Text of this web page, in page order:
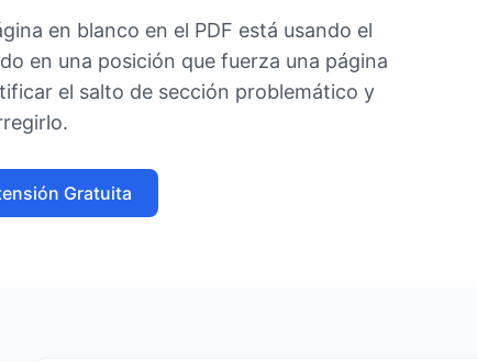
en blanco en el PDF está usando el
en una posición que fuerza una página
el salto de sección problemático y
Gratuita